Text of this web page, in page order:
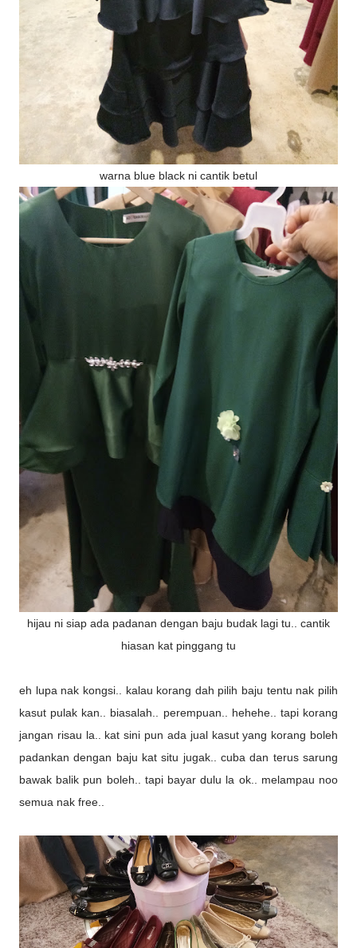
warna blue black ni cantik betul
hijau ni siap ada padanan dengan baju budak lagi tu.. cantik
hiasan kat pinggang tu
eh lupa nak kongsi.. kalau korang dah pilih baju tentu nak pilih
kasut pulak kan.. biasalah.. perempuan.. hehehe.. tapi korang
jangan risau la.. kat sini pun ada jual kasut yang korang boleh
padankan dengan baju kat situ jugak.. cuba dan terus sarung
bawak balik pun boleh.. tapi bayar dulu la ok.. melampau noo
semua nak free..